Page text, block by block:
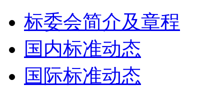
标委会简介及章程
国内标准动态
国际标准动态